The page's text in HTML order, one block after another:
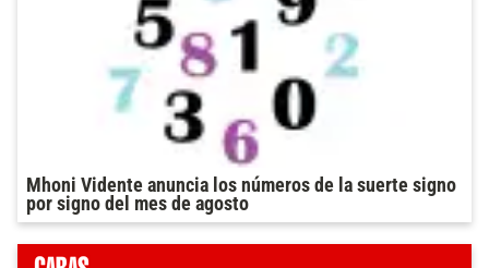
Mhoni Vidente anuncia los números de la suerte signo
por signo del mes de agosto